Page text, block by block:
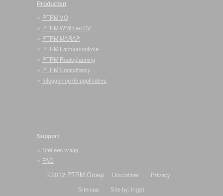
Producten
» PTRM VO
» PTRM WMO en OV
» PTRM MARAP
» PTRM Factuurcontrole
» PTRM Routeplanning
» PTRM Consultancy
» Inloggen op de applicaties
Support
» Stel een vraag
» FAQ
©2012 PTRM Groep Disclaimer
Privacy
Sitemap
Site by: trigg'r